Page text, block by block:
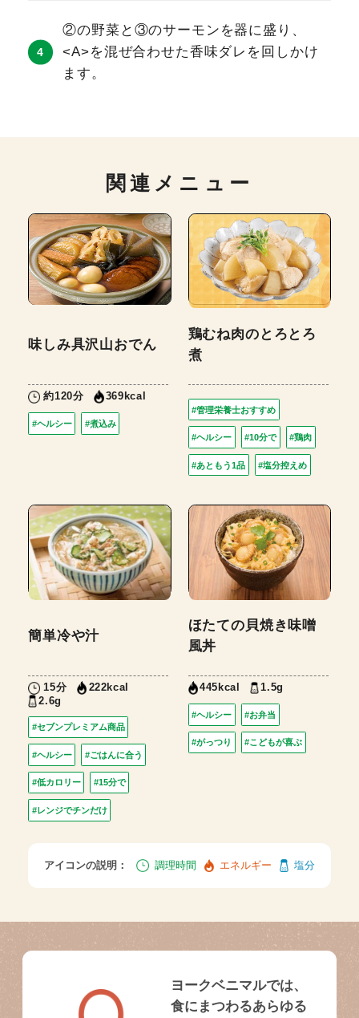
②の野菜と③のサーモンを器に盛り、
<A>を混ぜ合わせた香味ダレを回しかけ
ます。
関連メニュー
味しみ具沢山おでん
約120分 369kcal
#ヘルシー #煮込み
鶏むね肉のとろとろ
煮
#管理栄養士おすすめ
#ヘルシー #10分で #鶏肉
#あともう1品 #塩分控えめ
簡単冷や汁
15分
222kcal
2.6g
#セブンプレミアム商品
#ヘルシー #ごはんに合う
#低カロリー #15分で
#レンジでチンだけ
ほたての貝焼き味噌
風丼
445kcal 1.5g
#ヘルシー #お弁当
#がっつり #こどもが喜ぶ
アイコンの説明： 調理時間 エネルギー 塩分
ヨークベニマルでは、
食にまつわるあらゆる